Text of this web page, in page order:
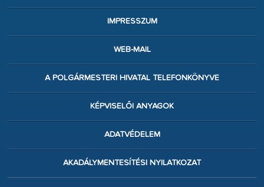
IMPRESSZUM
WEB-MAIL
A POLGÁRMESTERI HIVATAL TELEFONKÖNYVE
KÉPVISELŐI ANYAGOK
ADATVÉDELEM
AKADÁLYMENTESÍTÉSI NYILATKOZAT